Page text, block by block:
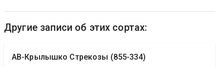
Другие записи об этих сортах:
АВ-Крылышко Стрекозы (855-334)